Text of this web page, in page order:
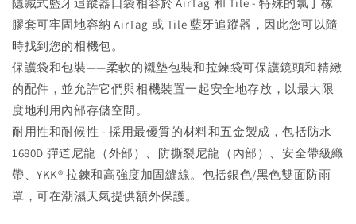
膠套可牢固地容納 AirTag 或 Tile 藍牙追蹤器，因此您可以隨
時找到您的相機包。
保護袋和包裝——柔軟的襯墊包裝和拉鍊袋可保護鏡頭和精緻
的配件，並允許它們與相機裝置一起安全地存放，以最大限
度地利用內部存儲空間。
耐用性和耐候性 - 採用最優質的材料和五金製成，包括防水
1680D 彈道尼龍（外部）、防撕裂尼龍（內部）、安全帶級織
帶、YKK® 拉鍊和高強度加固縫線。包括銀色/黑色雙面防雨
罩，可在潮濕天氣提供額外保護。